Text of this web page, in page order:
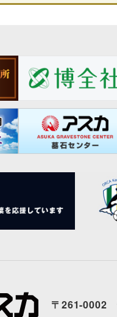
〒261-0002